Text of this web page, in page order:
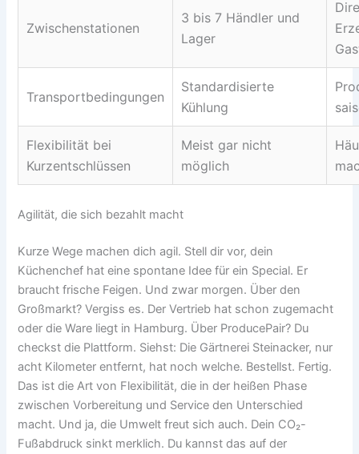
Zwischenstationen
3 bis 7 Händler und
Lager
Transportbedingungen
Standardisierte
Kühlung
Flexibilität bei
Kurzentschlüssen
Meist gar nicht
möglich
Agilität, die sich bezahlt macht
Kurze Wege machen dich agil. Stell dir vor, dein
Küchenchef hat eine spontane Idee für ein Special. Er
braucht frische Feigen. Und zwar morgen. Über den
Großmarkt? Vergiss es. Der Vertrieb hat schon zugemacht
oder die Ware liegt in Hamburg. Über ProducePair? Du
checkst die Plattform. Siehst: Die Gärtnerei Steinacker, nur
acht Kilometer entfernt, hat noch welche. Bestellst. Fertig.
Das ist die Art von Flexibilität, die in der heißen Phase
zwischen Vorbereitung und Service den Unterschied
macht. Und ja, die Umwelt freut sich auch. Dein CO₂-
Fußabdruck sinkt merklich. Du kannst das auf der